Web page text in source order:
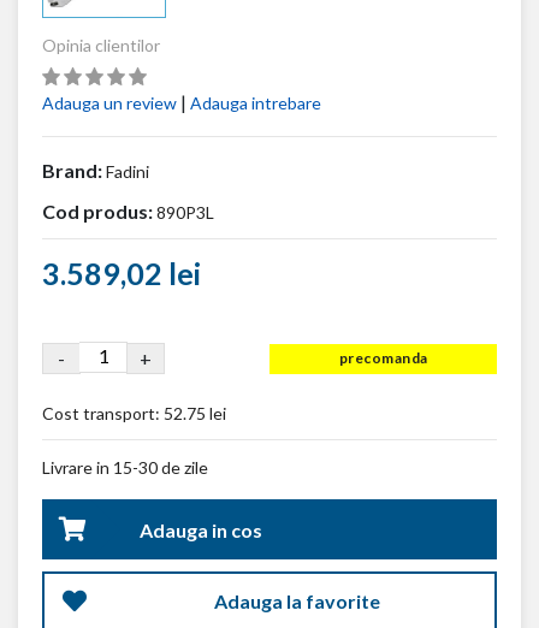
Opinia clientilor
Adauga un review | Adauga intrebare
Brand:Fadini
Cod produs:890P3L
3.589,02 lei
- + precomanda
Cost transport: 52.75 lei
Livrare in 15-30 de zile
Adauga in cos
Adauga la favorite